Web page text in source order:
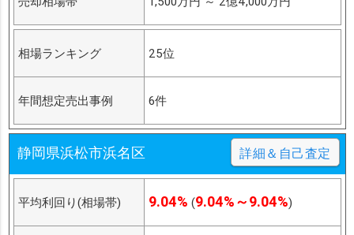
相場ランキング 25位
年間想定売出事例 6件
静岡県浜松市浜名区 詳細＆自己査定
平均利回り(相場帯) 9.04% (9.04%～9.04%)